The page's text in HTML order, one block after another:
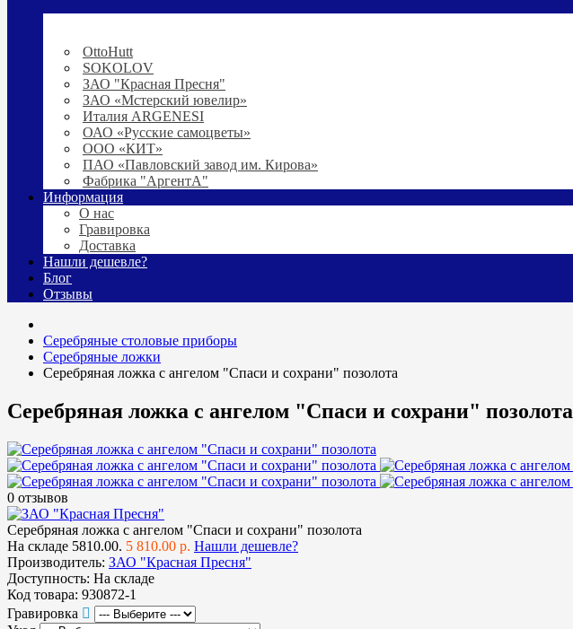
OttoHutt
SOKOLOV
ЗАО "Красная Пресня"
ЗАО «Мстерский ювелир»
Италия ARGENESI
ОАО «Русские самоцветы»
ООО «КИТ»
ПАО «Павловский завод им. Кирова»
Фабрика "АргентА"
Информация
О нас
Гравировка
Доставка
Нашли дешевле?
Блог
Отзывы
Cеребряные столовые приборы
Серебряные ложки
Серебряная ложка с ангелом "Спаси и сохрани" позолота
Серебряная ложка с ангелом "Спаси и сохрани" позолота
0 отзывов
Серебряная ложка с ангелом "Спаси и сохрани" позолота
На складе 5810.00. 5 810.00 р. Нашли дешевле?
Производитель: ЗАО "Красная Пресня"
Доступность: На складе
Код товара: 930872-1
Гравировка